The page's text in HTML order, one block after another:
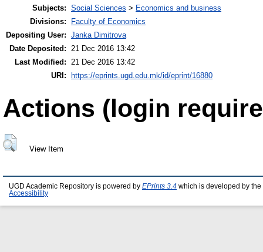
Subjects: Social Sciences > Economics and business
Divisions:
Faculty of Economics
Depositing User: Janka Dimitrova
Date Deposited: 21 Dec 2016 13:42
Last Modified: 21 Dec 2016 13:42
URI:
https://eprints.ugd.edu.mk/id/eprint/16880
Actions (login
View Item
UGD Academic Repository is powered by EPrints 3.4 which is developed by the
Accessibility